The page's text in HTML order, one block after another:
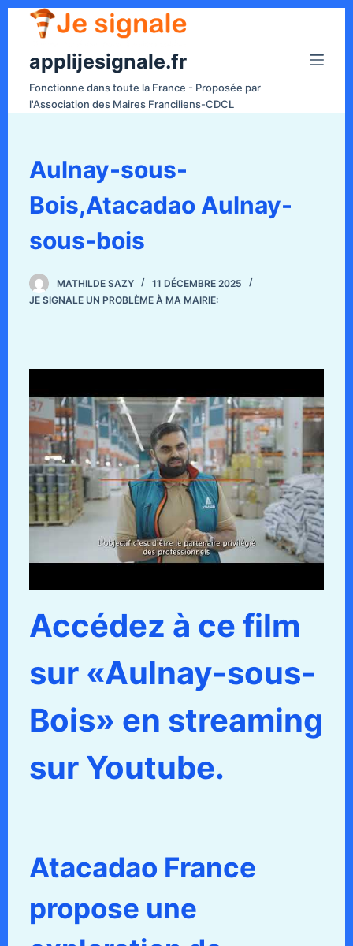
applijesignale.fr
Fonctionne dans toute la France - Proposée par
l'Association des Maires Franciliens-CDCL
Aulnay-sous-
Bois,Atacadao Aulnay-
sous-bois
MATHILDE SAZY
11 DÉCEMBRE 2025
JE SIGNALE UN PROBLÈME À MA MAIRIE:
Accédez à ce film
sur «Aulnay-sous-
Bois» en streaming
sur Youtube.
Atacadao France
propose une